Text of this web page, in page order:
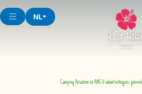
to
content
NL
Camping Arcachon en ANCV vakantiecheques: